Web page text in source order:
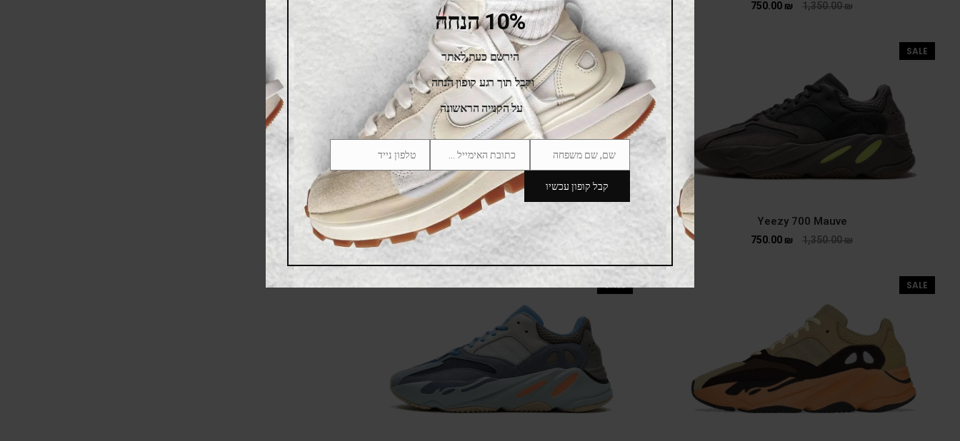
1,350.00₪
750.00 ₪
1,350.00₪
750.00 ₪
SALE
Yeezy 700 Mauve
1,350.00₪
750.00 ₪
SALE
Yeezy 700 Inertia
1,350.00 ₪
698.00
SALE
SALE
10% הנחה
הירשם כעת לאתר
וקבל תוך רגע קופון הנחה
על הקנייה הראשונה
Name
שם, שם משפחה Email
Phone
Number
טלפון נייד
קבל קופון עכשיו